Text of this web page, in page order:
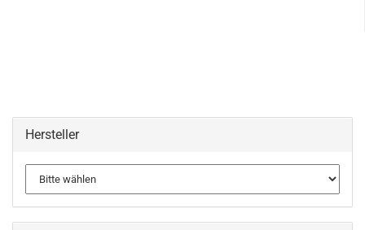
Hersteller